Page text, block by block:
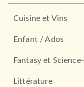
HAUTEVILLE
Cuisine et Vins
Enfant / Ados
Fantasy et
Littérature